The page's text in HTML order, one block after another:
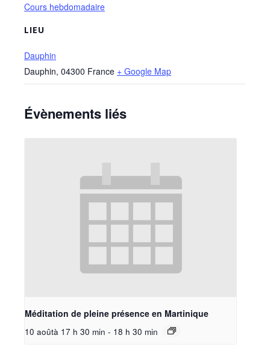
Cours hebdomadaire
LIEU
Dauphin
Dauphin, 04300 France + Google Map
Évènements liés
Méditation de pleine présence en Martinique
10 aoûtà 17 h 30 min - 18 h 30 min